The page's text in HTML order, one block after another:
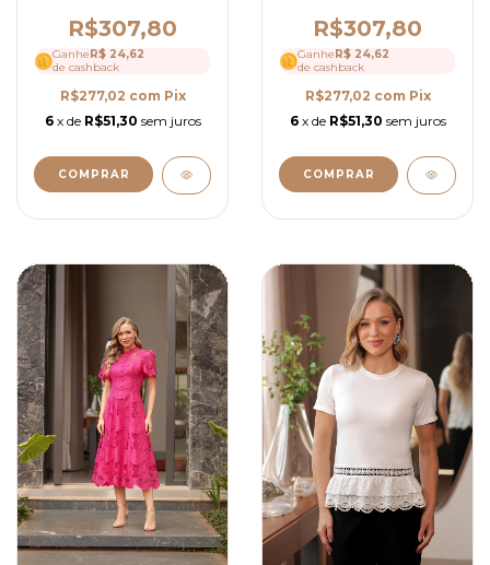
R$307,80
GanheR$ 24,62
de cashback
R$277,02 com Pix
6 x de R$51,30 sem juros
COMPRAR
R$307,80
GanheR$ 24,62
de cashback
R$277,02 com Pix
6 x de R$51,30 sem juros
COMPRAR